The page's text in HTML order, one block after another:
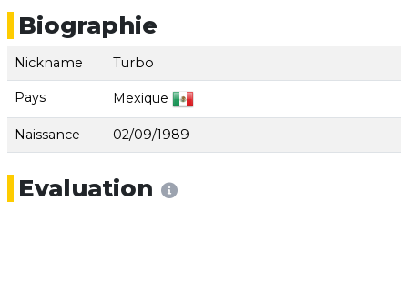
Biographie
Nickname Turbo
Pays Mexique
Naissance 02/09/1989
Evaluation